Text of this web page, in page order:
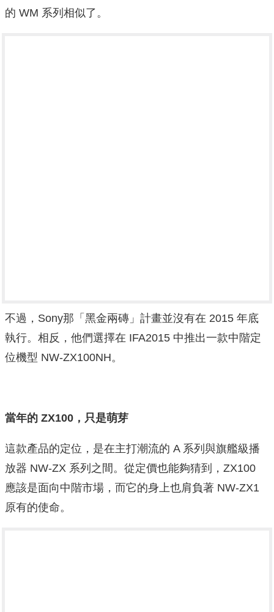
的 WM 系列相似了。
不過，Sony那「黑金兩磚」計畫並沒有在 2015 年底
執行。相反，他們選擇在 IFA2015 中推出一款中階定
位機型 NW-ZX100NH。
當年的 ZX100，只是萌芽
這款產品的定位，是在主打潮流的 A 系列與旗艦級播
放器 NW-ZX 系列之間。從定價也能夠猜到，ZX100
應該是面向中階市場，而它的身上也肩負著 NW-ZX1
原有的使命。